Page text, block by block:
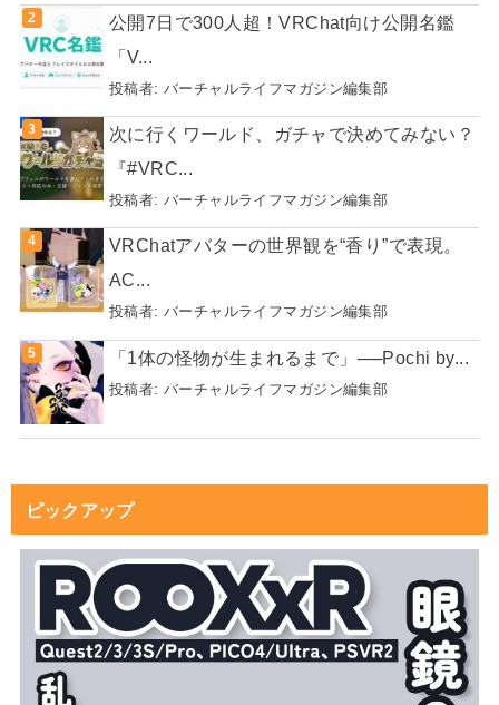
公開7日で300人超！VRChat向け公開名鑑
「V...
投稿者: バーチャルライフマガジン編集部
次に行くワールド、ガチャで決めてみない？
『#VRC...
投稿者: バーチャルライフマガジン編集部
VRChatアバターの世界観を“香り”で表現。
AC...
投稿者: バーチャルライフマガジン編集部
「1体の怪物が生まれるまで」──Pochi by...
投稿者: バーチャルライフマガジン編集部
ピックアップ